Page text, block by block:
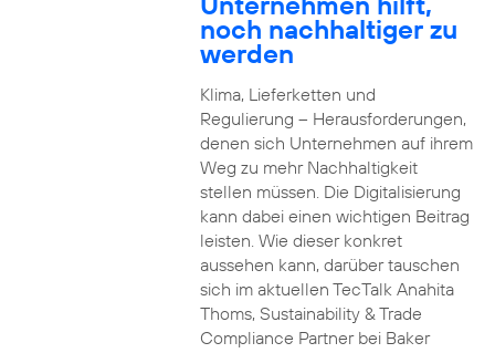
noch nachhaltiger zu
werden
Klima, Lieferketten und
Regulierung – Herausforderungen,
denen sich Unternehmen auf ihrem
Weg zu mehr Nachhaltigkeit
stellen müssen. Die Digitalisierung
kann dabei einen wichtigen Beitrag
leisten. Wie dieser konkret
aussehen kann, darüber tauschen
sich im aktuellen TecTalk Anahita
Thoms, Sustainability & Trade
Compliance Partner bei Baker